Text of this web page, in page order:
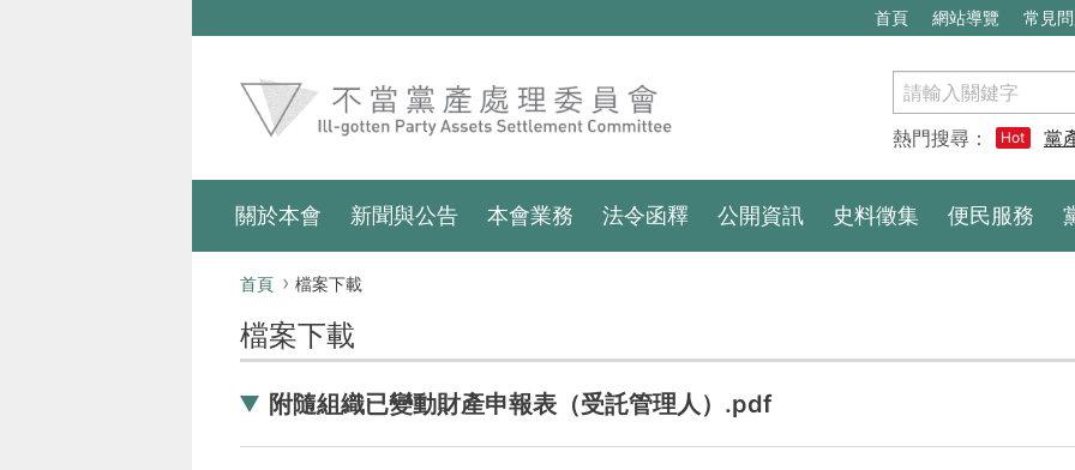
首頁 網站導覽 常見
搜
尋
熱門搜尋：
Hot 黨
關於本會 新聞與公告 本會業務 法令函釋 公開資訊 史料徵集 便民服務
首頁 檔案下載
檔案下載
附隨組織已變動財產申報表（受託管理人）.pdf